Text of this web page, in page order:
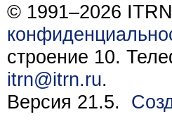
© 1991–2026
строение 10.
itrn@itrn.ru.
Версия 21.5.